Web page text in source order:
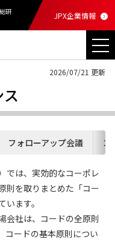
研
JPX企業情報
2026/07/21 更新
フォローアップ会議 コ
では、実効的なコーポレ
則を取りまとめた「コー
ます。
会社は、コードの全原則
コードの基本原則につい